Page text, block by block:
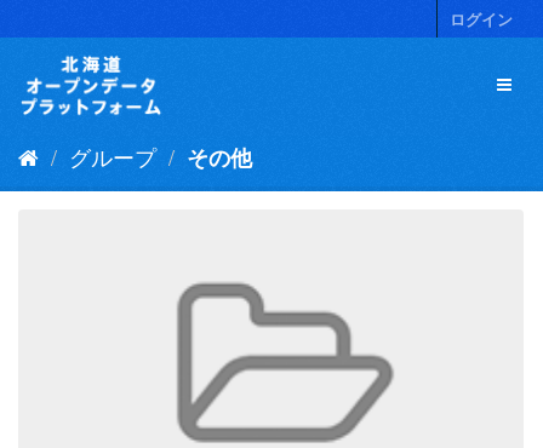
キ
ログイン
グループ その他